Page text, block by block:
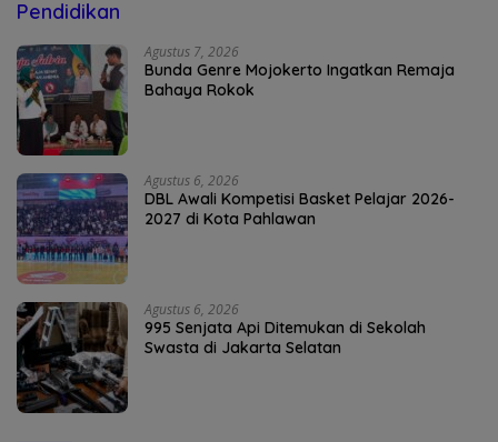
Pendidikan
Agustus 7, 2026
Bunda Genre Mojokerto Ingatkan Remaja
Bahaya Rokok
Agustus 6, 2026
DBL Awali Kompetisi Basket Pelajar 2026-
2027 di Kota Pahlawan
Agustus 6, 2026
995 Senjata Api Ditemukan di Sekolah
Swasta di Jakarta Selatan